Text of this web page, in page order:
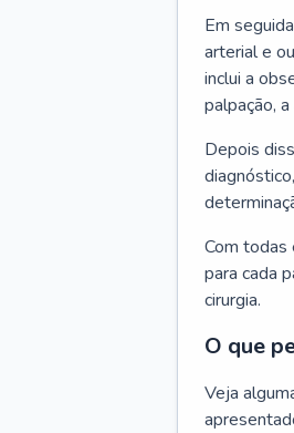
Em
arterial e
inclui a
palpação,
Depois
Com todas
para cada
cirurgia.
O que
Veja